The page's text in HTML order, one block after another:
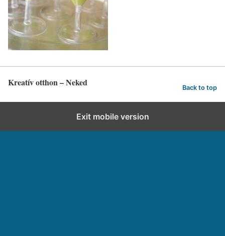
Kreatív otthon – Neked Back to top
Exit mobile version